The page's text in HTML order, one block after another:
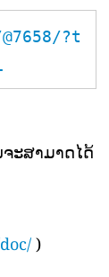
?t
ະສາມາດໄດ້
)